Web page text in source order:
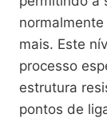
mais. Este
processo
estrutura
pontos de